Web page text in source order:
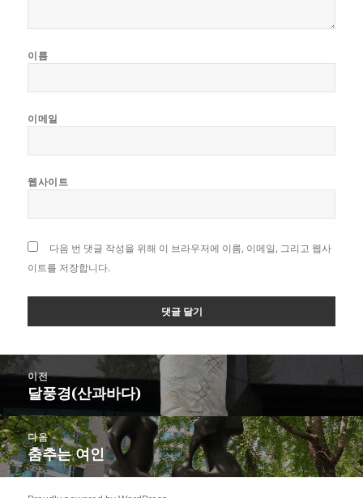
이름
이메일
웹사이트
다음 번 댓글 작성을 위해 이 브라우저에 이름, 이메일, 그리고 웹사
이트를 저장합니다.
글
이전
이
전
글:
달풍경(산과바다)
다음
다
음
춤추는 여인